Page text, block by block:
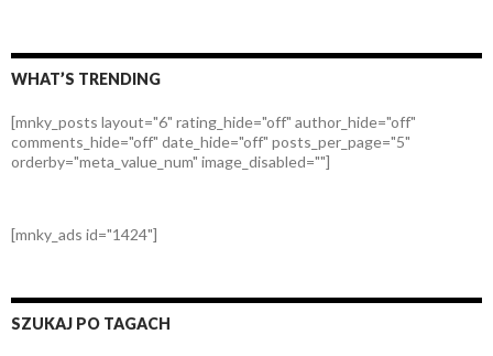
WHAT’S TRENDING
[mnky_posts layout="6" rating_hide="off" author_hide="off"
comments_hide="off" date_hide="off" posts_per_page="5"
orderby="meta_value_num" image_disabled=""]
[mnky_ads id="1424"]
SZUKAJ PO TAGACH